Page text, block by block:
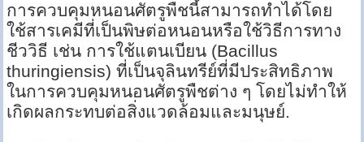
การควบคุมหนอนศัตรูพืชนี้สามารถทำได้โดย
ใช้สารเคมีที่เป็นพิษต่อหนอนหรือใช้วิธีการทาง
ชีววิธี เช่น การใช้แตนเบียน (Bacillus
thuringiensis) ที่เป็นจุลินทรีย์ที่มีประสิทธิภาพ
ในการควบคุมหนอนศัตรูพืชต่าง ๆ โดยไม่ทำให้
เกิดผลกระทบต่อสิ่งแวดล้อมและมนุษย์.